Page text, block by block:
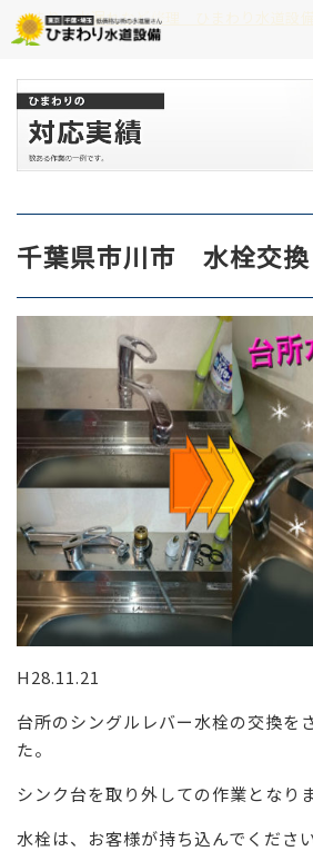
Skip
to
content
つまり、水漏れなど修理 ひまわり水道設
千葉県市川市 水栓交換
H28.11.21
台所のシングルレバー水栓の交換を
た。
シンク台を取り外しての作業となり
水栓は、お客様が持ち込んでくださ